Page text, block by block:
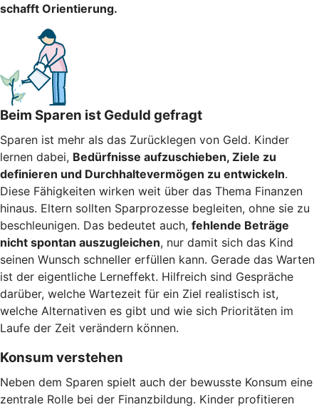
schafft Orientierung.
Beim Sparen ist Geduld gefragt
Sparen ist mehr als das Zurücklegen von Geld. Kinder
lernen dabei, Bedürfnisse aufzuschieben, Ziele zu
definieren und Durchhaltevermögen zu entwickeln.
Diese Fähigkeiten wirken weit über das Thema Finanzen
hinaus. Eltern sollten Sparprozesse begleiten, ohne sie zu
beschleunigen. Das bedeutet auch, fehlende Beträge
nicht spontan auszugleichen, nur damit sich das Kind
seinen Wunsch schneller erfüllen kann. Gerade das Warten
ist der eigentliche Lerneffekt. Hilfreich sind Gespräche
darüber, welche Wartezeit für ein Ziel realistisch ist,
welche Alternativen es gibt und wie sich Prioritäten im
Laufe der Zeit verändern können.
Konsum verstehen
Neben dem Sparen spielt auch der bewusste Konsum eine
zentrale Rolle bei der Finanzbildung. Kinder profitieren